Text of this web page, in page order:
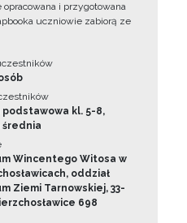
i przygotowana
uczniowie zabiorą ze
podstawowa kl. 5-8,
średnia
Wincentego Witosa w
oddział
Ziemi Tarnowskiej, 33-
698